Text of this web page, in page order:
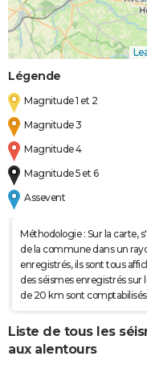
Légende
Magnitude 1 et 2
Magnitude 3
Magnitude 4
Magnitude 5 et 6
Assevent
Méthodologie : Sur la carte,
de la commune dans un
enregistrés, ils sont tous
des séismes enregistrés
de 20 km sont
Liste de tous les
aux alentours